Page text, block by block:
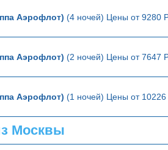
Аэрофлот) (4 ночей) Цены от 9280
Аэрофлот) (2 ночей) Цены от 7647
Аэрофлот) (1 ночей) Цены от
Москвы